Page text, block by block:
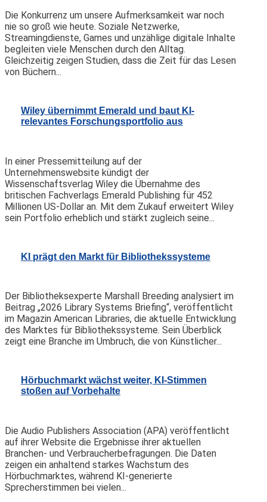
Die Konkurrenz um unsere Aufmerksamkeit war noch
nie so groß wie heute. Soziale Netzwerke,
Streamingdienste, Games und unzählige digitale Inhalte
begleiten viele Menschen durch den Alltag.
Gleichzeitig zeigen Studien, dass die Zeit für das Lesen
von Büchern...
Wiley übernimmt Emerald und baut KI-
relevantes Forschungsportfolio aus
In einer Pressemitteilung auf der
Unternehmenswebsite kündigt der
Wissenschaftsverlag Wiley die Übernahme des
britischen Fachverlags Emerald Publishing für 452
Millionen US-Dollar an. Mit dem Zukauf erweitert Wiley
sein Portfolio erheblich und stärkt zugleich seine...
KI prägt den Markt für Bibliothekssysteme
Der Bibliotheksexperte Marshall Breeding analysiert im
Beitrag „2026 Library Systems Briefing“, veröffentlicht
im Magazin American Libraries, die aktuelle Entwicklung
des Marktes für Bibliothekssysteme. Sein Überblick
zeigt eine Branche im Umbruch, die von Künstlicher...
Hörbuchmarkt wächst weiter, KI-Stimmen
stoßen auf Vorbehalte
Die Audio Publishers Association (APA) veröffentlicht
auf ihrer Website die Ergebnisse ihrer aktuellen
Branchen- und Verbraucherbefragungen. Die Daten
zeigen ein anhaltend starkes Wachstum des
Hörbuchmarktes, während KI-generierte
Sprecherstimmen bei vielen...